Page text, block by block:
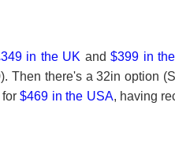
in the UK and $399 in
Then there's a 32in option
for$469 in the USA, having